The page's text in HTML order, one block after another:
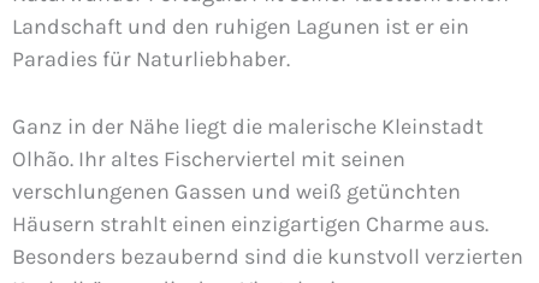
Landschaft und den ruhigen Lagunen ist er ein
Paradies für Naturliebhaber.
Ganz in der Nähe liegt die malerische Kleinstadt
Olhão. Ihr altes Fischerviertel mit seinen
verschlungenen Gassen und weiß getünchten
Häusern strahlt einen einzigartigen Charme aus.
Besonders bezaubernd sind die kunstvoll verzierten